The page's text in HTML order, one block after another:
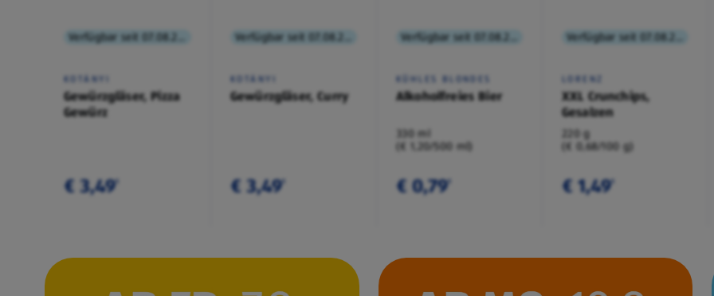
KOTÁNYI
Gewürzgläser, Pizza
Gewürz
€ 3,49¹
KOTÁNYI
Gewürzgläser, Curry
€ 3,49¹
KÜHLES BLONDES
Alkoholfreies Bier
330 ml
(€ 1,20/500 ml)
€ 0,79¹
LORENZ
XXL Crunchips,
Gesalzen
220 g
(€ 0,68/100 g)
€ 1,49¹